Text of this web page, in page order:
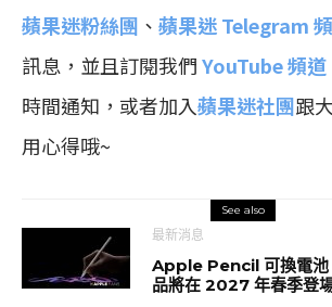
蘋果迷粉絲團 、 蘋果迷 Telegram
訊息，並且訂閱我們YouTube 頻道
時間通知，或者加入蘋果迷社團跟
用心得哦~
See also
最新消息
Apple Pencil 可換電池
品將在 2027 年春季登